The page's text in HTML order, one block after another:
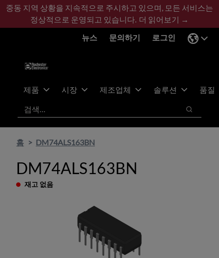
기
콘
바
글
중동 지역 상황을 지속적으로 주시하고 있으며, 모든 서비스는
정상적으로 운영되고 있습니다. 더 읽어보기 →
뉴스
문의하기 로그인
제품 시장 제조업체 솔루션
품질
검색
검색
홈 DM74ALS163BN
DM74ALS163BN
재고 없음